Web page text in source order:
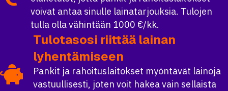
voivat antaa sinulle lainatarjouksia. Tulojen
tulla olla vähintään 1000 €/kk.
Tulotasosi riittää lainan
lyhentämiseen
Pankit ja rahoituslaitokset myöntävät lainoja
vastuullisesti, joten voit hakea vain sellaista